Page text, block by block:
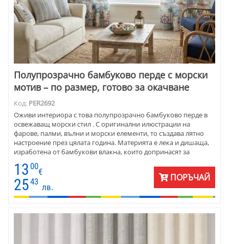
Полупрозрачно бамбуково перде с морски
мотив – по размер, готово за окачване
Код: PER2692
Оживи интериора с това полупрозрачно бамбуково перде в
освежаващ морски стил . С оригинални илюстрации на
фарове, палми, вълни и морски елементи, то създава лятно
настроение през цялата година. Материята е лека и дишаща,
изработена от бамбукови влакна, които допринасят за
естествена мекота и устойчивост. Пердето се ушива по размер
, с максимална височина 280 см , и е готово за директно
окачване. Цената е на линеен метър . Перфектен избор за
детска стая, ваканционен дом, кухня или пространство,
вдъхновено от природата и морето.
13 00
€
2543
лв.
ПОРЪЧАЙ